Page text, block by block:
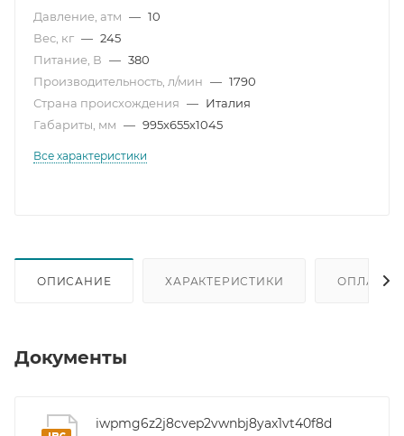
Давление, атм — 10
Вес, кг — 245
Питание, В — 380
Производительность, л/мин — 1790
Страна происхождения — Италия
Габариты, мм — 995х655х1045
Все характеристики
ОПИСАНИЕ ХАРАКТЕРИСТИКИ ОПЛАТА
Документы
iwpmg6z2j8cvep2vwnbj8yax1vt40f8d